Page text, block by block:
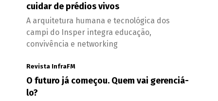
cuidar de prédios vivos
A arquitetura humana e tecnológica dos
campi do Insper integra educação,
convivência e networking
Revista InfraFM
O futuro já começou. Quem vai gerenciá-
lo?